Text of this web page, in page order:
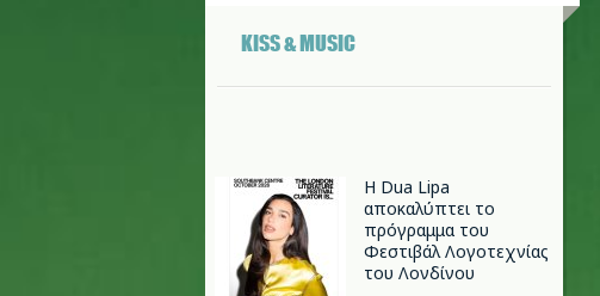
KISS & MUSIC
Η Dua Lipa
αποκαλύπτει το
πρόγραμμα του
Φεστιβάλ Λογοτεχνίας
του Λονδίνου